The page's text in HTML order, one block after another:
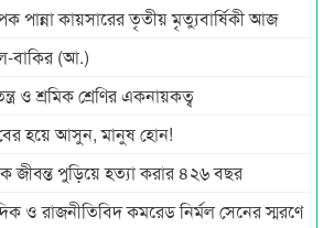
পান্না কায়সারের তৃতীয় মৃত্যুবার্ষিকী আজ
বাকির (আ.)
ও শ্রমিক শ্রেণির একনায়কত্ব‌
হয়ে আসুন, মানুষ হোন!
জীবন্ত পুড়িয়ে হত্যা করার ৪২৬ বছর
ও রাজনীতিবিদ কমরেড নির্মল সেনের স্মরণে